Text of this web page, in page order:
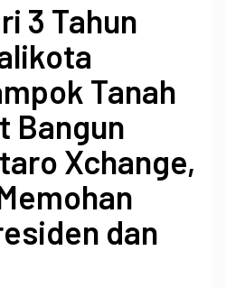
3 Tahun
Tanah
Bangun
Xchange,
dan